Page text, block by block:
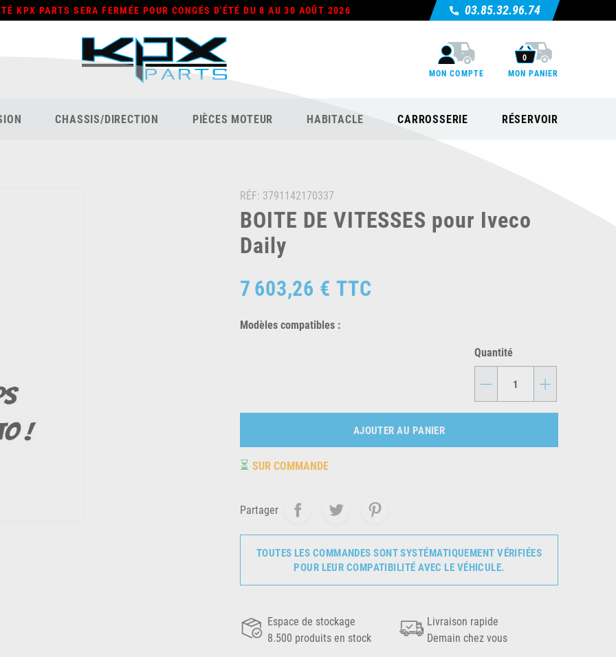
KPX PARTS SERA FERMÉE POUR CONGÉS D'ÉTÉ DU 8 AU 30 AOÛT 2026 03.85.32.96.74
MON COMPTE
0
MON PANIER
CHASSIS/DIRECTION PIÈCES MOTEUR HABITACLE CARROSSERIE RÉSERVOIR
RÉF: 3791142170337
BOITE DE VITESSES pour Iveco
Daily
7 603,26 € TTC
Modèles compatibles :
Quantité
- +
AJOUTER AU PANIER
⏳ SUR COMMANDE
Partager
TOUTES LES COMMANDES SONT SYSTÉMATIQUEMENT VÉRIFIÉES
POUR LEUR COMPATIBILITÉ AVEC LE VÉHICULE.
Espace de stockage
8.500 produits en stock
Livraison rapide
Demain chez vous